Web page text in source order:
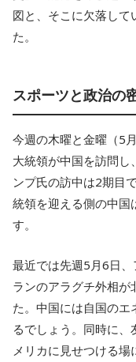
図と、そこに欠落して
た。
スポーツと政治の
今週の木曜と金曜（5
大統領が中国を訪問し
ンプ氏の訪中は2期目
統領を迎える側の中国
す。
最近では先週5月6日
ランのアラグチ外相が
た。中国には自国のエ
るでしょう。同時に
メリカに見せつける